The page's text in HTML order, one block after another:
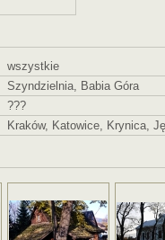
wszystkie
Szyndzielnia, Babia Góra
???
Kraków, Katowice, Krynica,